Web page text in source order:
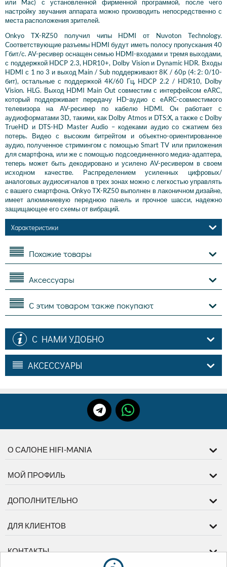
или Mac) с установленной фирменной программой, после чего
настройку звучания аппарата можно производить непосредственно с
места расположения зрителей.
Onkyo TX-RZ50 получил чипы HDMI от Nuvoton Technology.
Соответствующие разъемы HDMI будут иметь полосу пропускания 40
Гбит/с. AV-ресивер оснащен семью HDMI-входами и тремя выходами,
с поддержкой HDCP 2.3, HDR10+, Dolby Vision и Dynamic HDR. Входы
HDMI с 1 по 3 и выход Main / Sub поддерживают 8K / 60p (4: 2: 0/10-
бит), остальные с поддержкой 4K/60 Гц, HDCP 2.2 / HDR10, Dolby
Vision. HLG. Выход HDMI Main Out совместим с интерфейсом eARC,
который поддерживает передачу HD-аудио с eARC-совместимого
телевизора на AV-ресивер по кабелю HDMI. Он работает с
аудиоформатами 3D, такими, как Dolby Atmos и DTS:X, а также с Dolby
TrueHD и DTS-HD Master Audio – кодеками аудио со сжатием без
потерь. Видео с высоким битрейтом и объектно-ориентированное
аудио, полученное стримингом с помощью Smart TV или приложения
для смартфона, или же с помощью подсоединенного медиа-адаптера,
теперь может быть декодировано и усилено AV-ресивером в своем
исходном качестве. Распределением усиленных цифровых/
аналоговых аудиосигналов в трех зонах можно с легкостью управлять
с вашего смартфона. Onkyo TX-RZ50 выполнен в лаконичном дизайне,
имеет алюминиевую переднюю панель и прочное шасси, надежно
защищающее его схемы от вибраций.
Характеристики
Похожие товары
Аксессуары
С этим товаром также покупают
С НАМИ УДОБНО
АКСЕССУАРЫ
О САЛОНЕ HIFI-MANIA
МОЙ ПРОФИЛЬ
ДОПОЛНИТЕЛЬНО
ДЛЯ КЛИЕНТОВ
КОНТАКТЫ